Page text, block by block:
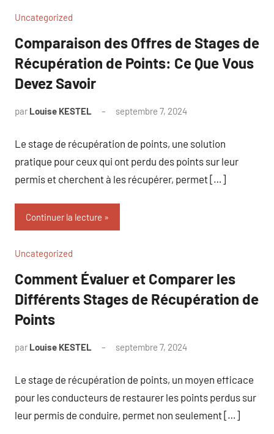
Uncategorized
Comparaison des Offres de Stages de
Récupération de Points: Ce Que Vous
Devez Savoir
par Louise KESTEL septembre 7, 2024
Le stage de récupération de points, une solution
pratique pour ceux qui ont perdu des points sur leur
permis et cherchent à les récupérer, permet […]
Continuer la lecture
Uncategorized
Comment Évaluer et Comparer les
Différents Stages de Récupération de
Points
par Louise KESTEL septembre 7, 2024
Le stage de récupération de points, un moyen efficace
pour les conducteurs de restaurer les points perdus sur
leur permis de conduire, permet non seulement […]